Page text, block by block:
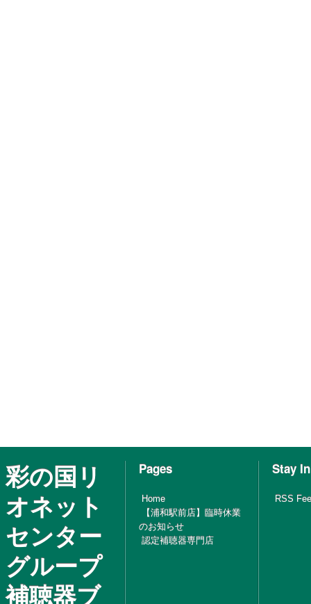
彩の国リ
オネット
センター
グループ
補聴器ブ
Pages
Home
【浦和駅前店】臨時休業
のお知らせ
認定補聴器専門店
Stay
RSS